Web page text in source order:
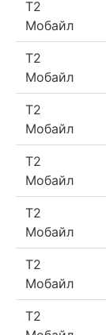
Т2
Мобайл
Т2
Мобайл
Т2
Мобайл
Т2
Мобайл
Т2
Мобайл
Т2
Мобайл
Т2